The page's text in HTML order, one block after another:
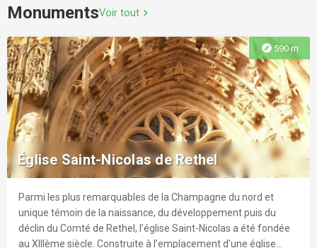
Acy-Romance - Villages Fleuri "3 fleurs"
ACY-ROMANCE, Village Fleuri "3 Fleurs"Année d'obtention de la
1ère et 2ème Fleur: 2005 et 2008Acy-Romance est un village
de 451 habitants, que l'on nomme les Romanciens.Il se situe à
2,5km de Rethel et 38km de Reims (Marne) et dépend de la
Communauté de Communes du Pays Rethélois.Le Canal des
Ardennes ainsi que l'Aisne traversent la commune.A voir en
passant:Eglise Saint PierreSports et Loisirs:Terrain de
tennisBoulodrome
explore 7.7 km
MonumentsVoir tout chevron_right
explore 590 m
Église Saint-Nicolas de Rethel
Parmi les plus remarquables de la Champagne du nord et
unique témoin de la naissance, du développement puis du
déclin du Comté de Rethel, l’église Saint-Nicolas a été fondée
au XIIIème siècle. Construite à l’emplacement d’une église